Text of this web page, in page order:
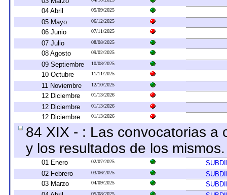
04 Abril 05/09/2025
05 Mayo 06/12/2025
06 Junio 07/11/2025
07 Julio 08/08/2025
08 Agosto 09/02/2025
09 Septiembre 10/08/2025
10 Octubre 11/11/2025
11 Noviembre 12/10/2025
12 Diciembre 01/13/2026
12 Diciembre 01/13/2026
12 Diciembre 01/13/2026
84 XIX - : Las convocatorias a
y los resultados de los mismos.
01 Enero 02/07/2025
02 Febrero
03/06/2025
03 Marzo
04/09/2025
05/08/2025